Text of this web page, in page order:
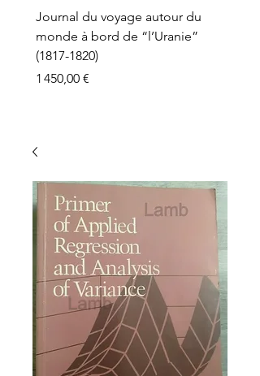
Journal du voyage autour du
monde à bord de “l’Uranie”
(1817-1820)
Prix
1 450,00 €